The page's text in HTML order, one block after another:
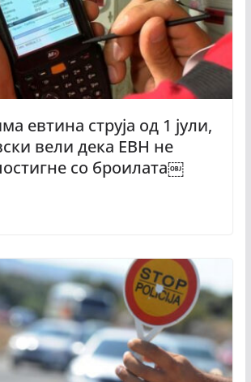
евтина струја од 1 јули,
вели дека ЕВН не
со броилата￼